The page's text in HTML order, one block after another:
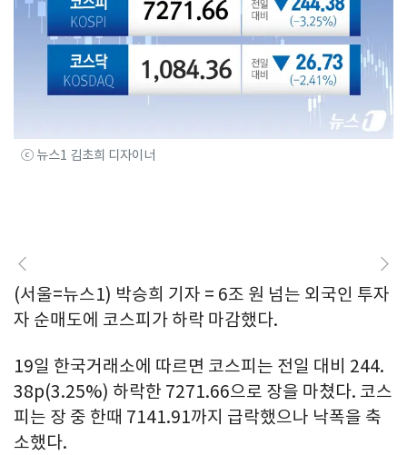
ⓒ 뉴스1 김초희 디자이너
(서울=뉴스1) 박승희 기자 = 6조 원 넘는 외국인 투자
자 순매도에 코스피가 하락 마감했다.
19일 한국거래소에 따르면 코스피는 전일 대비 244.
38p(3.25%) 하락한 7271.66으로 장을 마쳤다. 코스
피는 장 중 한때 7141.91까지 급락했으나 낙폭을 축
소했다.